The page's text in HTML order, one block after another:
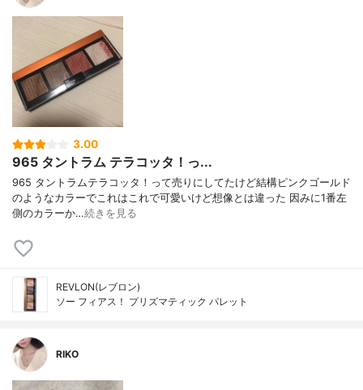
3.00
965 タントラム テラコッタ！っ...
965 タントラムテラコッタ！って売りにしてたけど結構ピンクゴールド
のようなカラーでこれはこれで可愛いけど想像とは違った 因みに1番左
側のカラーか…続きを見る
REVLON(レブロン)
ソー フィアス！ プリズマティック パレット
RIKO